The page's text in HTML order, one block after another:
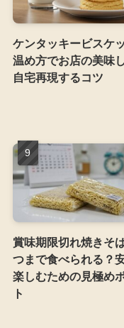
ケンタッキービスケ
温め方でお店の美味
自宅再現するコツ
賞味期限切れ焼きそ
つまで食べられる？
楽しむための見極め
ト